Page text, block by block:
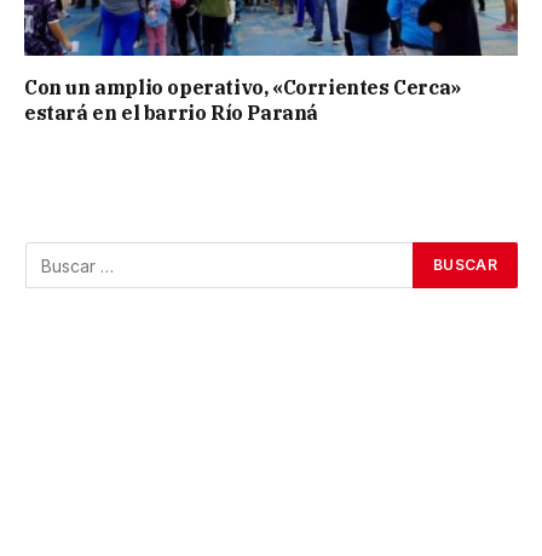
Con un amplio operativo, «Corrientes Cerca»
estará en el barrio Río Paraná